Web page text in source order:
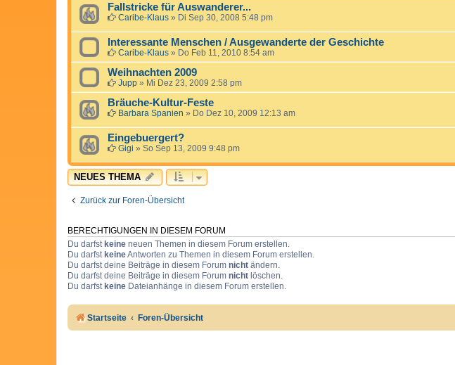
Fallstricke für Auswanderer...
Caribe-Klaus » Di Sep 30, 2008 5:48 pm
Interessante Menschen / Ausgewanderte der Geschichte
Caribe-Klaus » Do Feb 11, 2010 8:54 am
Weihnachten 2009
Jupp » Mi Dez 23, 2009 2:58 pm
Bräuche-Kultur-Feste
Barbara Spanien » Do Dez 10, 2009 12:13 am
Eingebuergert?
Gigi » So Sep 13, 2009 9:48 pm
NEUES THEMA
Zurück zur Foren-Übersicht
BERECHTIGUNGEN IN DIESEM FORUM
Du darfstkeine neuen Themen in diesem Forum erstellen.
Du darfstkeineAntworten zu Themen in diesem Forum erstellen.
Du darfst deine Beiträge in diesem Forum nicht ändern.
Du darfst deine Beiträge in diesem Forum nicht löschen.
Du darfstkeine Dateianhänge in diesem Forum erstellen.
Startseite Foren-Übersicht